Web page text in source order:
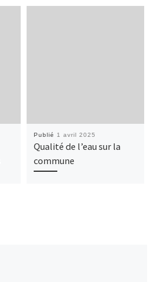
Publié 1 avril 2025
Qualité de l’eau sur la
commune